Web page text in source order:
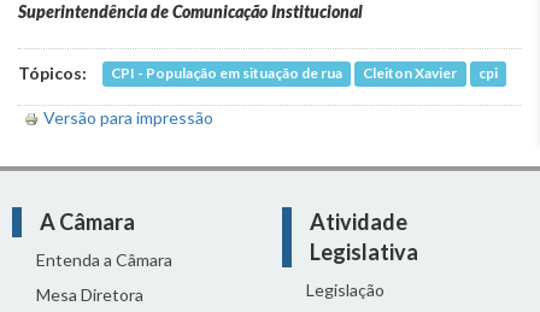
Superintendência de Comunicação Institucional
Tópicos: CPI - População em situação de rua Cleiton Xavier cpi
Versão para impressão
A Câmara
Entenda a Câmara
Mesa Diretora
Atividade
Legislativa
Legislação